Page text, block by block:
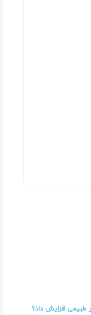
افزایش داد؟